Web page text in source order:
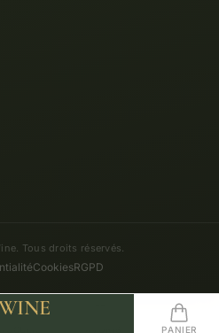
Tous droits réservés.
CookiesRGPD
PANIER